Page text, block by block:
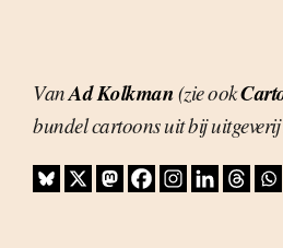
VanAd Kolkman(zie ook
bundel cartoons uit bij uitgeverij